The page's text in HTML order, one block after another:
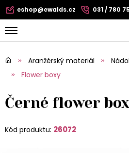
eshop@ewalds.cz 031 / 780
Aranžérský materiál
Flower boxy
Černé flower
Kód produktu: 26072